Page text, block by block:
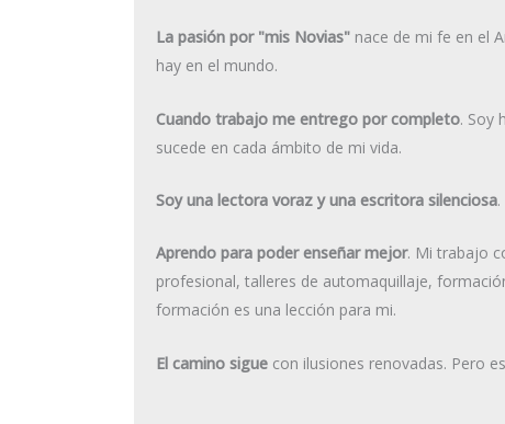
La pasión por "mis Novias" nace de mi fe en el
hay en el mundo.
Cuando trabajo me entrego por completo. Soy
sucede en cada ámbito de mi vida.
Soy una lectora voraz y una escritora silenciosa
Aprendo para poder enseñar mejor. Mi trabajo
profesional, talleres de automaquillaje,
formación es una lección para mi.
El camino sigue con ilusiones renovadas. Pero